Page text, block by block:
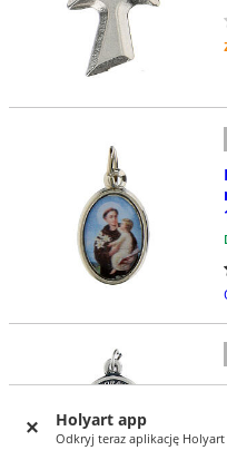
Holyart app
Odkryj teraz aplikację Holyart